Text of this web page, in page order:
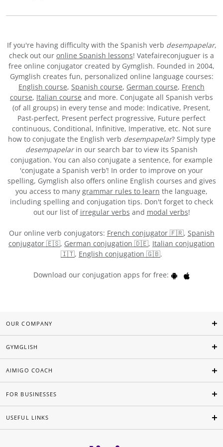
If you're having difficulty with the Spanish verb desempapelar,
check out our online Spanish lessons! Vatefaireconjuguer is a
free online conjugator created by Gymglish. Founded in 2004,
Gymglish creates fun, personalized online language courses:
English course, Spanish course, German course, French
course, Italian course and more. Conjugate all Spanish verbs
(of all groups) in every tense and mode: Indicative, Present,
Past-perfect, Present perfect progressive, Future perfect
continuous, Conditional, Infinitive, Imperative, etc. Not sure
how to conjugate the English verb desempapelar? Simply type
desempapelarin our search bar to view its Spanish
conjugation. You can also conjugate a sentence, for example
'conjugate a Spanish verb’! In order to improve on your
spelling, Gymglish also offers online English courses and gives
you access to many grammar rules to learn the language,
including spelling and conjugation tips. Don't forget to check
out our list of irregular verbs and modal verbs!
Our online verb conjugators: French conjugator 🇫🇷, Spanish
conjugator 🇪🇸, German conjugation 🇩🇪, Italian conjugation
🇮🇹, English conjugation 🇬🇧.
Download our conjugation apps for free:
OUR COMPANY
GYMGLISH
AIMIGO COACH
FOR BUSINESSES
USEFUL LINKS